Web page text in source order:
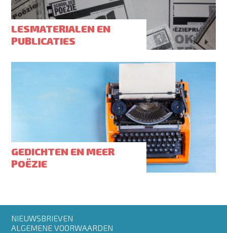
LESMATERIALEN EN
PUBLICATIES
GEDICHTEN EN MEER
POËZIE
Footer
menu
NIEUWSBRIEVEN
ALGEMENE VOORWAARDEN